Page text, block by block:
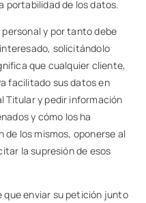
portabilidad de los datos.
y por tanto debe
solicitándolo
que cualquier cliente,
facilitado sus datos en
Titular y pedir información
y cómo los ha
los mismos, oponerse al
la supresión de esos
que enviar su petición junto